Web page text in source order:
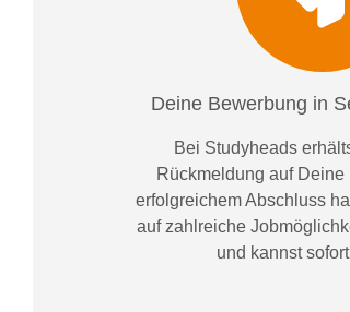
Deine Bewerbung in
Bei Studyheads
Rückmeldung auf
erfolgreichem Abschluss
auf zahlreiche
und kannst